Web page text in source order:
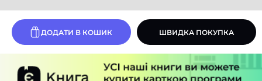
ДОДАТИ В КОШИК ШВИДКА ПОКУПКА
Розробка сайту